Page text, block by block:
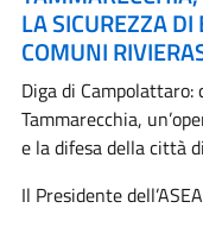
LA SICUREZZA
COMUNI
Diga di
Tammarecchia,
e la difesa della città
Il Presidente